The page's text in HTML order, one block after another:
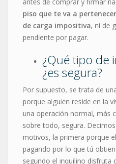
piso que te va a
de carga impositiva, ni de
pendiente por pagar.
¿Qué tipo de
¿es segura?
Por supuesto, se trata de
porque alguien reside en la
una operación normal, más
sobre todo, segura.
motivos, la primera porque
pagando por lo que tú
segundo el inquilino disfruta